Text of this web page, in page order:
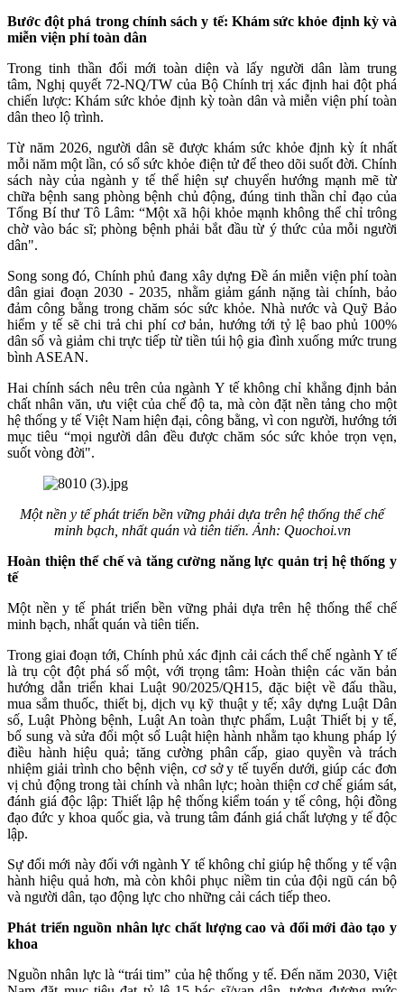
Bước đột phá trong chính sách y tế: Khám sức khỏe định kỳ và
miễn viện phí toàn dân
Trong tinh thần đổi mới toàn diện và lấy người dân làm trung
tâm, Nghị quyết 72-NQ/TW của Bộ Chính trị xác định hai đột phá
chiến lược: Khám sức khỏe định kỳ toàn dân và miễn viện phí toàn
dân theo lộ trình.
Từ năm 2026, người dân sẽ được khám sức khỏe định kỳ ít nhất
mỗi năm một lần, có sổ sức khỏe điện tử để theo dõi suốt đời. Chính
sách này của ngành y tế thể hiện sự chuyển hướng mạnh mẽ từ
chữa bệnh sang phòng bệnh chủ động, đúng tinh thần chỉ đạo của
Tổng Bí thư Tô Lâm: “Một xã hội khỏe mạnh không thể chỉ trông
chờ vào bác sĩ; phòng bệnh phải bắt đầu từ ý thức của mỗi người
dân".
Song song đó, Chính phủ đang xây dựng Đề án miễn viện phí toàn
dân giai đoạn 2030 - 2035, nhằm giảm gánh nặng tài chính, bảo
đảm công bằng trong chăm sóc sức khỏe. Nhà nước và Quỹ Bảo
hiểm y tế sẽ chi trả chi phí cơ bản, hướng tới tỷ lệ bao phủ 100%
dân số và giảm chi trực tiếp từ tiền túi hộ gia đình xuống mức trung
bình ASEAN.
Hai chính sách nêu trên của ngành Y tế không chỉ khẳng định bản
chất nhân văn, ưu việt của chế độ ta, mà còn đặt nền tảng cho một
hệ thống y tế Việt Nam hiện đại, công bằng, vì con người, hướng tới
mục tiêu “mọi người dân đều được chăm sóc sức khỏe trọn vẹn,
suốt vòng đời".
Một nền y tế phát triển bền vững phải dựa trên hệ thống thể chế
minh bạch, nhất quán và tiên tiến. Ảnh: Quochoi.vn
Hoàn thiện thể chế và tăng cường năng lực quản trị hệ thống y
tế
Một nền y tế phát triển bền vững phải dựa trên hệ thống thể chế
minh bạch, nhất quán và tiên tiến.
Trong giai đoạn tới, Chính phủ xác định cải cách thể chế ngành Y tế
là trụ cột đột phá số một, với trọng tâm: Hoàn thiện các văn bản
hướng dẫn triển khai Luật 90/2025/QH15, đặc biệt về đấu thầu,
mua sắm thuốc, thiết bị, dịch vụ kỹ thuật y tế; xây dựng Luật Dân
số, Luật Phòng bệnh, Luật An toàn thực phẩm, Luật Thiết bị y tế,
bổ sung và sửa đổi một số Luật hiện hành nhằm tạo khung pháp lý
điều hành hiệu quả; tăng cường phân cấp, giao quyền và trách
nhiệm giải trình cho bệnh viện, cơ sở y tế tuyến dưới, giúp các đơn
vị chủ động trong tài chính và nhân lực; hoàn thiện cơ chế giám sát,
đánh giá độc lập: Thiết lập hệ thống kiểm toán y tế công, hội đồng
đạo đức y khoa quốc gia, và trung tâm đánh giá chất lượng y tế độc
lập.
Sự đổi mới này đối với ngành Y tế không chỉ giúp hệ thống y tế vận
hành hiệu quả hơn, mà còn khôi phục niềm tin của đội ngũ cán bộ
và người dân, tạo động lực cho những cải cách tiếp theo.
Phát triển nguồn nhân lực chất lượng cao và đổi mới đào tạo y
khoa
Nguồn nhân lực là “trái tim” của hệ thống y tế. Đến năm 2030, Việt